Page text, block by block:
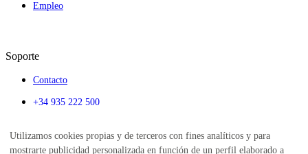
Empleo
Soporte
Contacto
+34 935 222 500
tute.com
Utilizamos cookies propias y de terceros con fines analíticos y para
mostrarte publicidad personalizada en función de un perfil elaborado a